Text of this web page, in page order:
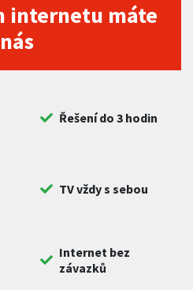
internetu máte
nás
Řešení do 3 hodin
TV vždy s sebou
Internet bez
závazků